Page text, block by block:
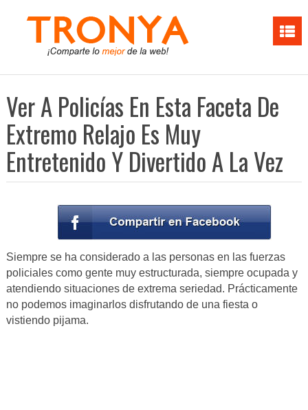
Ver A Policías En Esta Faceta De
Extremo Relajo Es Muy
Entretenido Y Divertido A La Vez
Siempre se ha considerado a las personas en las fuerzas
policiales como gente muy estructurada, siempre ocupada y
atendiendo situaciones de extrema seriedad. Prácticamente
no podemos imaginarlos disfrutando de una fiesta o
vistiendo pijama.